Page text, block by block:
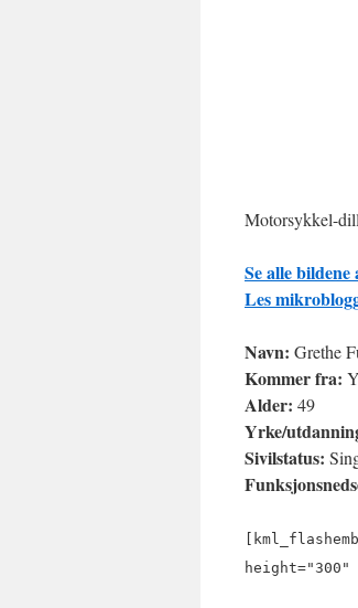
Motorsykkel-
Se alle
Les
Navn: Grethe
Kommer fra:
Alder: 49
Yrke/
Sivilstatus:
height="300"